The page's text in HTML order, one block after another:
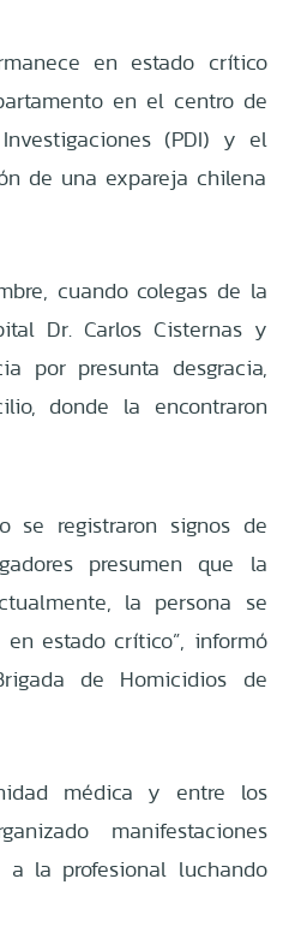
en estado crítico
en el centro de
(PDI) y el
de una expareja chilena
cuando colegas de la
Dr. Carlos Cisternas y
por presunta desgracia,
donde la encontraron
se registraron signos de
presumen que la
la persona se
estado crítico”, informó
de Homicidios de
médica y entre los
manifestaciones
la profesional luchando